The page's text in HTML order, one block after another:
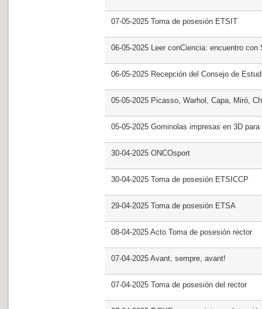
07-05-2025 Toma de posesión ETSIT
06-05-2025 Leer conCiencia: encuentro con
06-05-2025 Recepción del Consejo de
05-05-2025 Picasso, Warhol, Capa, Miró,
05-05-2025 Gominolas impresas en 3D
30-04-2025 ONCOsport
30-04-2025 Toma de posesión ETSICCP
29-04-2025 Toma de posesión ETSA
08-04-2025 Acto Toma de posesión rector
07-04-2025 Avant, sempre, avant!
07-04-2025 Toma de posesión del rector